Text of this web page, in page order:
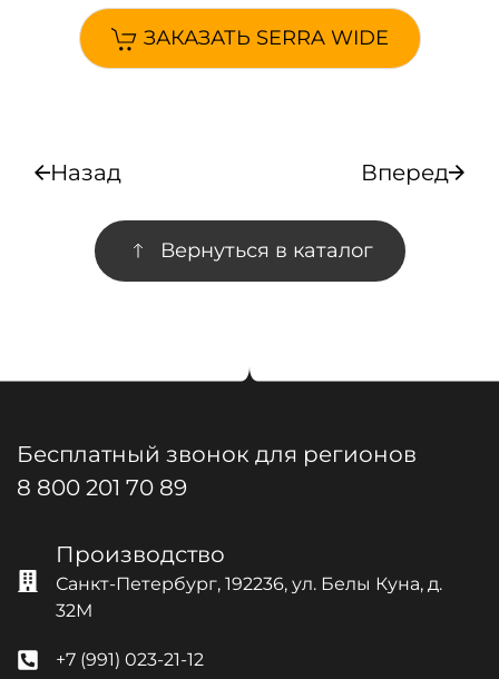
ЗАКАЗАТЬ SERRA WIDE
Назад Вперед
Вернуться в каталог
Бесплатный звонок для регионов
8 800 201 70 89
Производство
Санкт-Петербург, 192236, ул. Белы Куна, д.
32М
+7 (991) 023-21-12